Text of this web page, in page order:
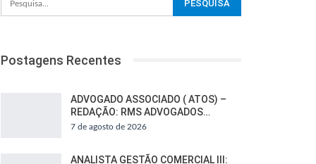
Postagens Recentes
ADVOGADO ASSOCIADO ( ATOS) –
REDAÇÃO: RMS ADVOGADOS…
7 de agosto de 2026
ANALISTA GESTÃO COMERCIAL III: